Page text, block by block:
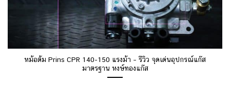
หม้อต้ม Prins CPR 140-150 แรงม้า – รีวิว จุดเด่นอุปกรณ์แก๊ส
มาตรฐาน หงษ์ทองแก๊ส